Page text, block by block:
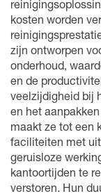
kosten worden
zijn ontworpen
onderhoud,
en de
veelzijdigheid bij
en het
maakt ze tot een
faciliteiten met
geruisloze
kantoortijden te
verstoren. Hun